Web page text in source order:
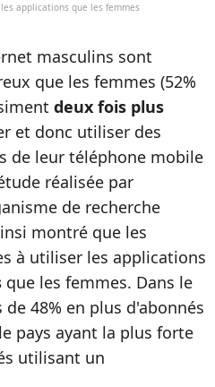
applications que les femmes
masculins sont
que les femmes (52%
deux fois plus
et donc utiliser des
de leur téléphone mobile
réalisée par
de recherche
montré que les
à utiliser les applications
que les femmes. Dans le
48% en plus d'abonnés
pays ayant la plus forte
utilisant un